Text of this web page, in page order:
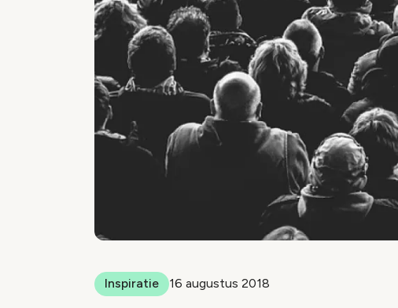
Inspiratie 16 augustus 2018